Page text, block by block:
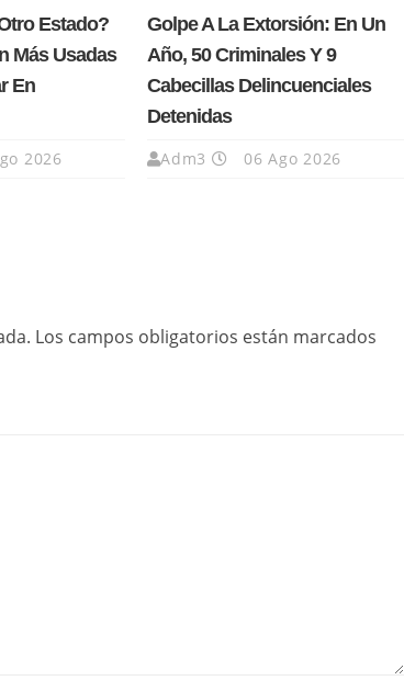
Estado?
Más Usadas
En
2026
Golpe A La Extorsión: En Un
Año, 50 Criminales Y 9
Cabecillas Delincuenciales
Detenidas
Adm3 06 Ago 2026
Los campos obligatorios están marcados